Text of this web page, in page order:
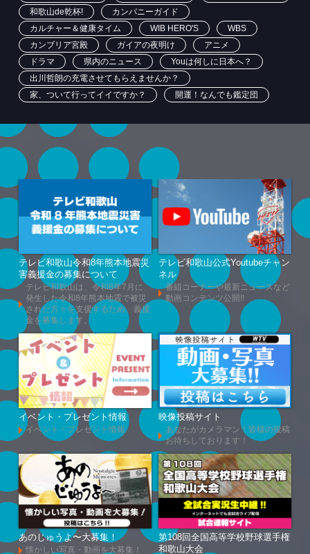
和歌山de乾杯!
カンパニーガイド
カルチャー＆健康タイム
WIB HERO'S
WBS
カンブリア宮殿
ガイアの夜明け
アニメ
ドラマ
県内のニュース
Youは何しに日本へ？
出川哲朗の充電させてもらえませんか？
家、ついて行ってイイですか？
開運！なんでも鑑定団
テレビ和歌山令和8年熊本地震災
害義援金の募集について
テレビ和歌山は、令和8年7月に
発生した令和8年熊本地震で被災
された方々を支援するため、義援
金を募集します。
テレビ和歌山公式Youtubeチャン
ネル
番組コーナーや最新ニュースなど
動画コンテンツ公開!!
イベント・プレゼント情報
イベント・プレゼント情報
映像投稿サイト
あなたがカメラマン！皆様の投稿
お待ちしております！
あのじゅうよ〜大募集！
懐かしい写真・動画を大募集！
第108回全国高等学校野球選手権
和歌山大会